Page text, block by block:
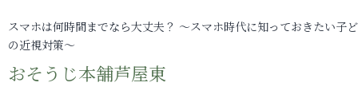
スマホは何時間までなら大丈夫？ ～スマホ時代に知っておきたい子
の近視対策～
おそうじ本舗芦屋東